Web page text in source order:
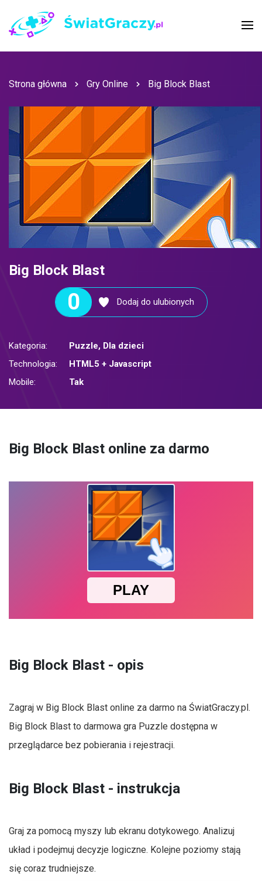
Strona główna Gry Online Big Block Blast
Big Block Blast
0 Dodaj do ulubionych
Kategoria: Puzzle, Dla dzieci
Technologia:
HTML5 + Javascript
Mobile:
Tak
Big Block Blast online za darmo
Big Block Blast - opis
Zagraj w Big Block Blast online za darmo na ŚwiatGraczy.pl.
Big Block Blast to darmowa gra Puzzle dostępna w
przeglądarce bez pobierania i rejestracji.
Big Block Blast - instrukcja
Graj za pomocą myszy lub ekranu dotykowego. Analizuj
układ i podejmuj decyzje logiczne. Kolejne poziomy stają
się coraz trudniejsze.